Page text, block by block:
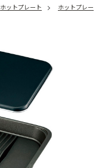
ホットプレート
ホットプレー